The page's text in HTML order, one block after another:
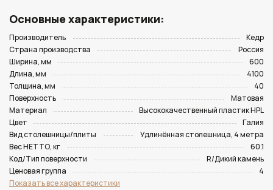
Основные характеристики:
Производитель
Кедр
Страна производства
Россия
Ширина, мм
600
Длина, мм
4100
Толщина, мм
40
Поверхность
Матовая
Материал
Высококачественный пластик HPL
Цвет
Галия
Вид столешницы/плиты
Удлинённая столешница, 4 метра
Вес НЕТТО, кг
60.1
Код/Тип поверхности
R/Дикий камень
Ценовая группа
4
Показать все характеристики